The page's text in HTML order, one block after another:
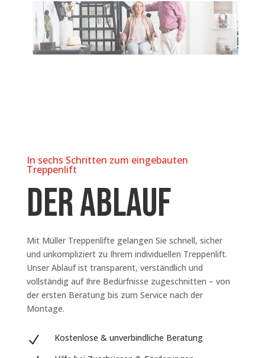
In sechs Schritten zum eingebauten
Treppenlift
Der Ablauf
Mit Müller Treppenlifte gelangen Sie schnell, sicher
und unkompliziert zu Ihrem individuellen Treppenlift.
Unser Ablauf ist transparent, verständlich und
vollständig auf Ihre Bedürfnisse zugeschnitten – von
der ersten Beratung bis zum Service nach der
Montage.
N Kostenlose & unverbindliche Beratung